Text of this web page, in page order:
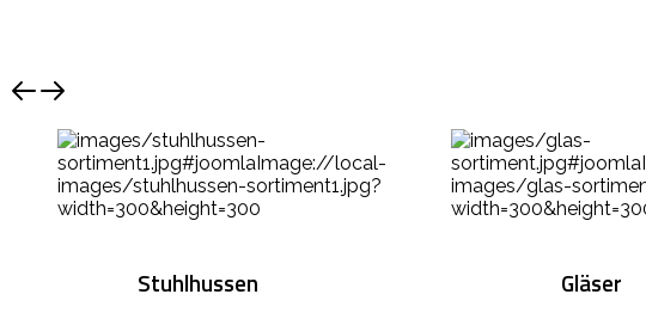
Stuhlhussen Gläser